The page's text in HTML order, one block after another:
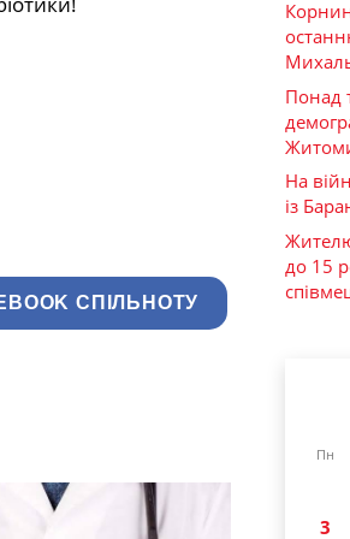
СПІЛЬНОТУ
Понад
На
із
до 15
Пн
3